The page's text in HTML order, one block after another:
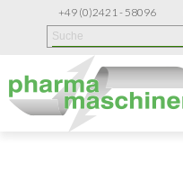
+49 (0)2421 - 58096